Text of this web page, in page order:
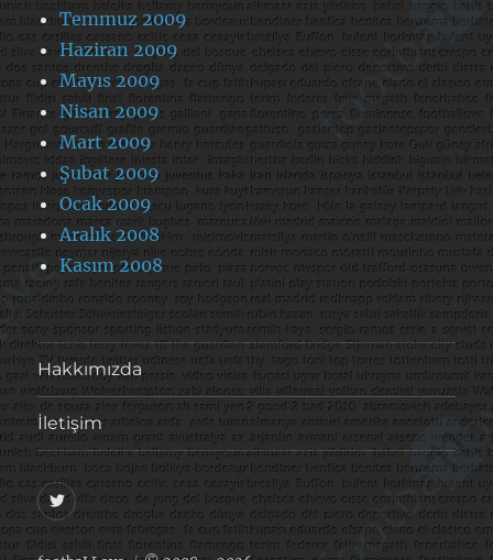
Temmuz 2009
Haziran 2009
Mayıs 2009
Nisan 2009
Mart 2009
Şubat 2009
Ocak 2009
Aralık 2008
Kasım 2008
Hakkımızda
İletişim
@footballove